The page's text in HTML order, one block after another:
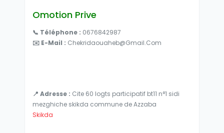
Omotion Prive
📞 Téléphone : 0676842987
✉️ E-Mail : Chekridaouaheb@gmail.com
📍 Adresse : Cite 60 logts participatif bt11 n°1 sidi
mezghiche skikda commune de Azzaba
Skikda